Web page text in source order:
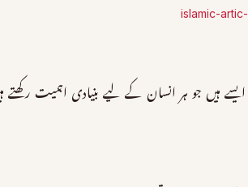
islamic-
ہیں جو ہر انسان کے لیے بنیادی اہمیت رکھتے